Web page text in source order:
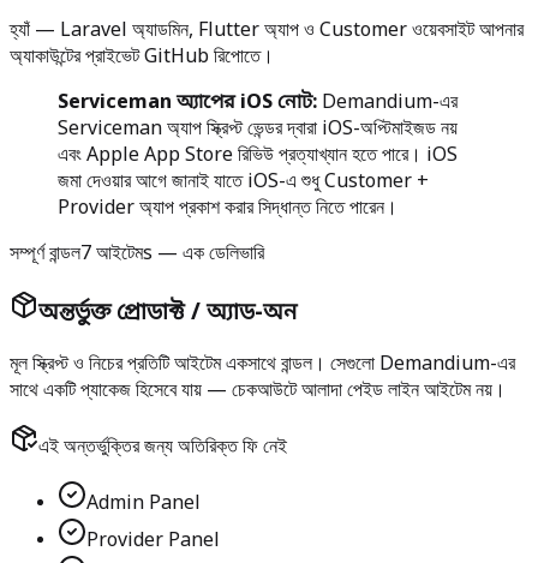
হ্যাঁ — Laravel অ্যাডমিন, Flutter অ্যাপ ও Customer ওয়েবসাইট আপনার
অ্যাকাউন্টের প্রাইভেট GitHub রিপোতে।
Serviceman অ্যাপের iOS নোট: Demandium-এর
Serviceman অ্যাপ স্ক্রিপ্ট ভেন্ডর দ্বারা iOS-অপ্টিমাইজড নয়
এবং Apple App Store রিভিউ প্রত্যাখ্যান হতে পারে। iOS
জমা দেওয়ার আগে জানাই যাতে iOS-এ শুধু Customer +
Provider অ্যাপ প্রকাশ করার সিদ্ধান্ত নিতে পারেন।
সম্পূর্ণ বান্ডল7 আইটেমs — এক ডেলিভারি
অন্তর্ভুক্ত প্রোডাক্ট / অ্যাড-অন
মূল স্ক্রিপ্ট ও নিচের প্রতিটি আইটেমএকসাথে বান্ডল। সেগুলো Demandium-এর
সাথে একটি প্যাকেজ হিসেবে যায় — চেকআউটে আলাদা পেইড লাইন আইটেম নয়।
এই অন্তর্ভুক্তির জন্য অতিরিক্ত ফি নেই
Admin Panel
Provider Panel